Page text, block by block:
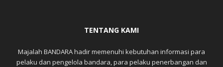
TENTANG KAMI
Majalah BANDARA hadir memenuhi kebutuhan informasi para
pelaku dan pengelola bandara, para pelaku penerbangan dan